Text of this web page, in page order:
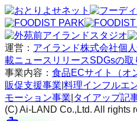
運営： アイランド株式会社個
載ニュースリリースSDGsの取
事業内容： 食品ECサイト（オ
販促支援事業 料理インフルエ
モーション事業 タイアップ記
(C) Ai-LAND Co.,Ltd. All rights